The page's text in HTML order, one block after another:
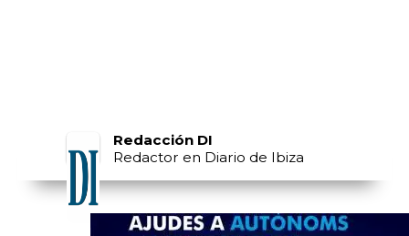
Redacción DI
Redactor en Diario de Ibiza